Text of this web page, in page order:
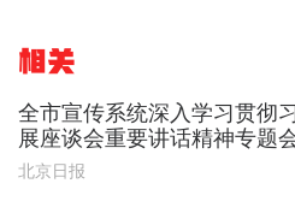
相关
全市宣传系统深入学习贯彻
展座谈会重要讲话精神专题
北京日报